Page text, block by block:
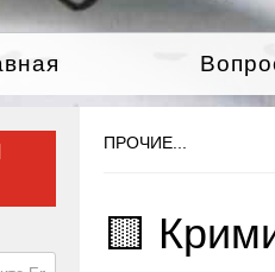
ПРОЧИЕ...
🟨